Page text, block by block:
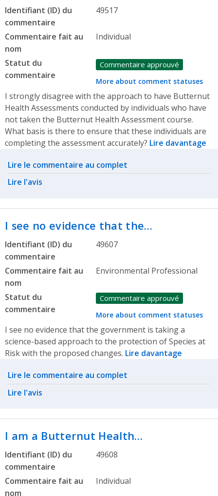
Identifiant (ID) du
commentaire
49517
Commentaire fait au
nom
Individual
Statut du
commentaire
Commentaire approuvé
More about comment statuses
I strongly disagree with the approach to have Butternut
Health Assessments conducted by individuals who have
not taken the Butternut Health Assessment course.
What basis is there to ensure that these individuals are
completing the assessment accurately? Lire davantage
Related actions
Lire le commentaire au complet
Lire l'avis
I see no evidence that the…
Identifiant (ID) du
commentaire
49607
Commentaire fait au
nom
Environmental Professional
Statut du
commentaire
Commentaire approuvé
More about comment statuses
I see no evidence that the government is taking a
science-based approach to the protection of Species at
Risk with the proposed changes. Lire davantage
Related actions
Lire le commentaire au complet
Lire l'avis
I am a Butternut Health…
Identifiant (ID) du
commentaire
49608
Commentaire fait au
nom
Individual